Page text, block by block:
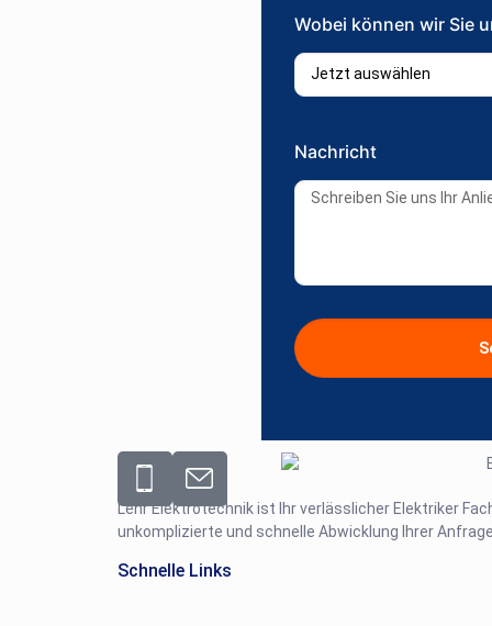
Wobei können wir Sie
Nachricht
Lehr Elektrotechnik ist Ihr verlässlicher Elektriker
unkomplizierte und schnelle Abwicklung Ihrer
Schnelle Links